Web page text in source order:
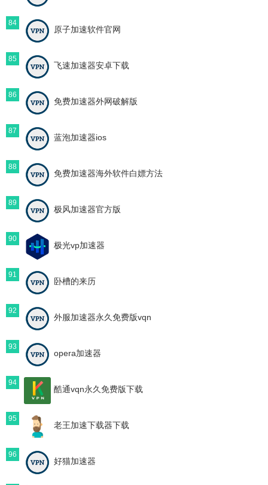
84
原子加速软件官网
85
飞速加速器安卓下载
86
免费加速器外网破解版
87
蓝泡加速器ios
88
免费加速器海外软件白嫖方法
89
极风加速器官方版
90
极光vp加速器
91
卧槽的来历
92
外服加速器永久免费版vqn
93
opera加速器
94
酷通vqn永久免费版下载
95
老王加速下载器下载
96
好猫加速器